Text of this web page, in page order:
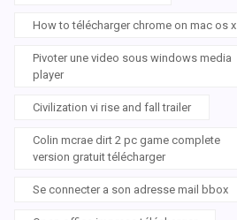
How to télécharger chrome on mac os x
Pivoter une video sous windows media
player
Civilization vi rise and fall trailer
Colin mcrae dirt 2 pc game complete
version gratuit télécharger
Se connecter a son adresse mail bbox